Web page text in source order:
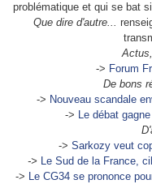
problématique et qui se bat
Que dire d'autre...
-> Forum
De bons
-> Nouveau scandale
-> Le débat
-> Sarkozy veut
-> Le Sud de la France,
-> Le CG34 se prononce